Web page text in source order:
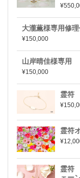
大瀧薫様専用修
¥150,000
山岸晴佳様専用
¥150,000
霊符
霊符
霊符